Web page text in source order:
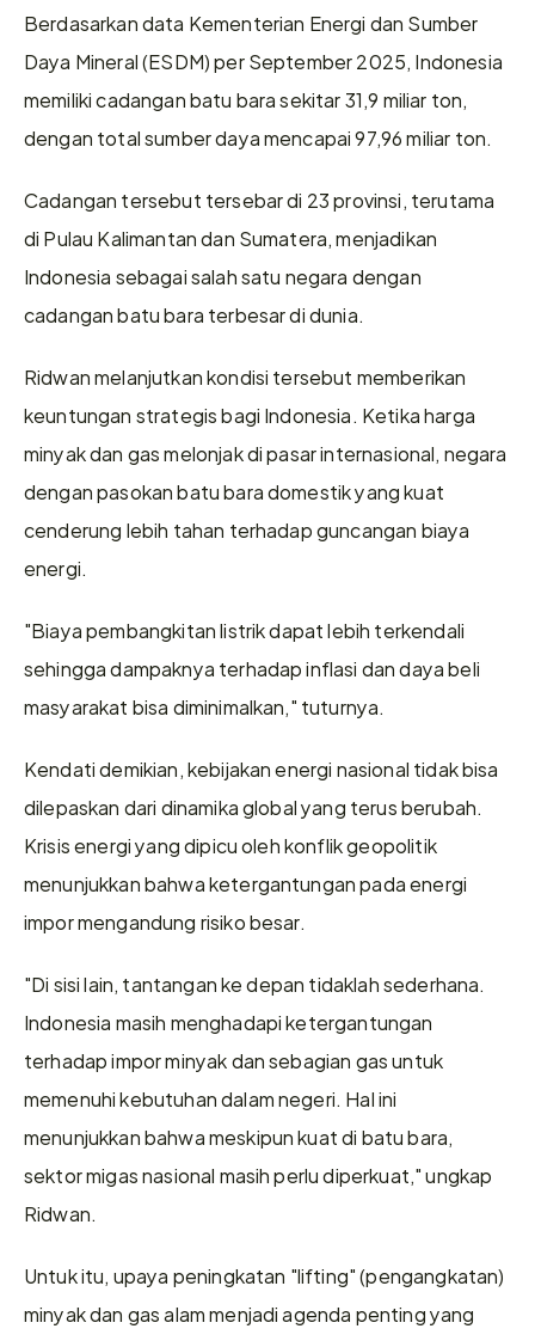
Berdasarkan data Kementerian Energi dan Sumber
Daya Mineral (ESDM) per September 2025, Indonesia
memiliki cadangan batu bara sekitar 31,9 miliar ton,
dengan total sumber daya mencapai 97,96 miliar ton.
Cadangan tersebut tersebar di 23 provinsi, terutama
di Pulau Kalimantan dan Sumatera, menjadikan
Indonesia sebagai salah satu negara dengan
cadangan batu bara terbesar di dunia.
Ridwan melanjutkan kondisi tersebut memberikan
keuntungan strategis bagi Indonesia. Ketika harga
minyak dan gas melonjak di pasar internasional, negara
dengan pasokan batu bara domestik yang kuat
cenderung lebih tahan terhadap guncangan biaya
energi.
"Biaya pembangkitan listrik dapat lebih terkendali
sehingga dampaknya terhadap inflasi dan daya beli
masyarakat bisa diminimalkan," tuturnya.
Kendati demikian, kebijakan energi nasional tidak bisa
dilepaskan dari dinamika global yang terus berubah.
Krisis energi yang dipicu oleh konflik geopolitik
menunjukkan bahwa ketergantungan pada energi
impor mengandung risiko besar.
"Di sisi lain, tantangan ke depan tidaklah sederhana.
Indonesia masih menghadapi ketergantungan
terhadap impor minyak dan sebagian gas untuk
memenuhi kebutuhan dalam negeri. Hal ini
menunjukkan bahwa meskipun kuat di batu bara,
sektor migas nasional masih perlu diperkuat," ungkap
Ridwan.
Untuk itu, upaya peningkatan "lifting" (pengangkatan)
minyak dan gas alam menjadi agenda penting yang